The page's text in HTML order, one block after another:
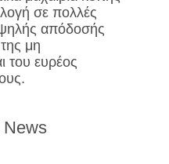
σε πολλές
απόδοσής
μη
του ευρέος
News